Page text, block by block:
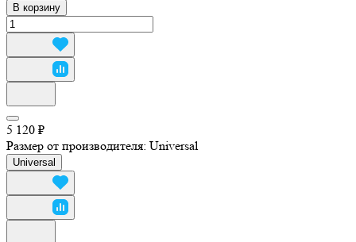
В корзину
5 120 ₽
Размер от производителя: Universal
Universal